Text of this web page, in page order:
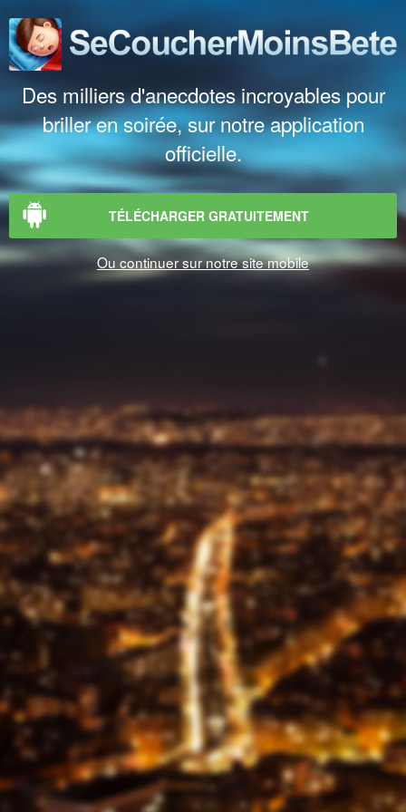
Des milliers d'anecdotes incroyables pour
briller en soirée, sur notre application
officielle.
TÉLÉCHARGER GRATUITEMENT
Ou continuer sur notre site mobile